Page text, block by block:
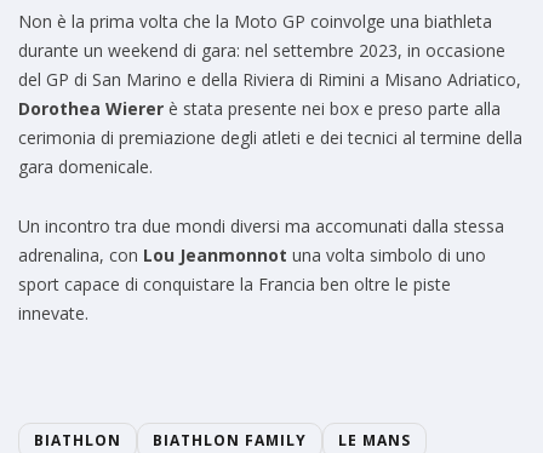
Non è la prima volta che la Moto GP coinvolge una biathleta
durante un weekend di gara: nel settembre 2023, in occasione
del GP di San Marino e della Riviera di Rimini a Misano Adriatico,
Dorothea Wierer è stata presente nei box e preso parte alla
cerimonia di premiazione degli atleti e dei tecnici al termine della
gara domenicale.
Un incontro tra due mondi diversi ma accomunati dalla stessa
adrenalina, con Lou Jeanmonnot una volta simbolo di uno
sport capace di conquistare la Francia ben oltre le piste
innevate.
BIATHLON BIATHLON FAMILY
LE MANS